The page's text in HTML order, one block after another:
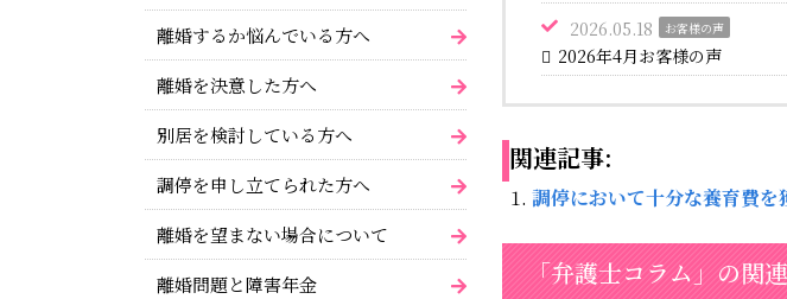
離婚するか悩んでいる方へ
離婚を決意した方へ
別居を検討している方へ
調停を申し立てられた方へ
離婚を望まない場合について
離婚問題と障害年金
2026.05.18
お客様の声
2026年4月お客様の声
関連記事:
調停において十分な養育費を
「弁護士コラム」の関